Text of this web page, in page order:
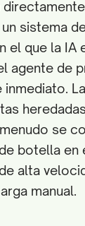
sistema
el que la IA
agente de
inmediato.
se
botella en
alta
manual.